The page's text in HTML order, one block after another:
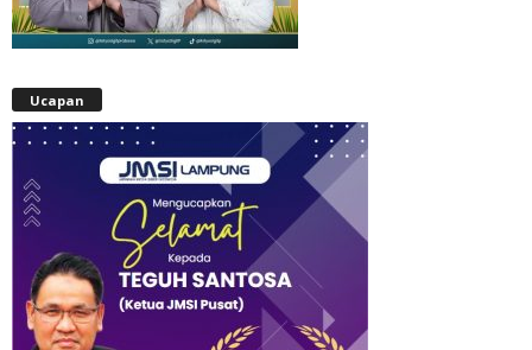
Ucapan